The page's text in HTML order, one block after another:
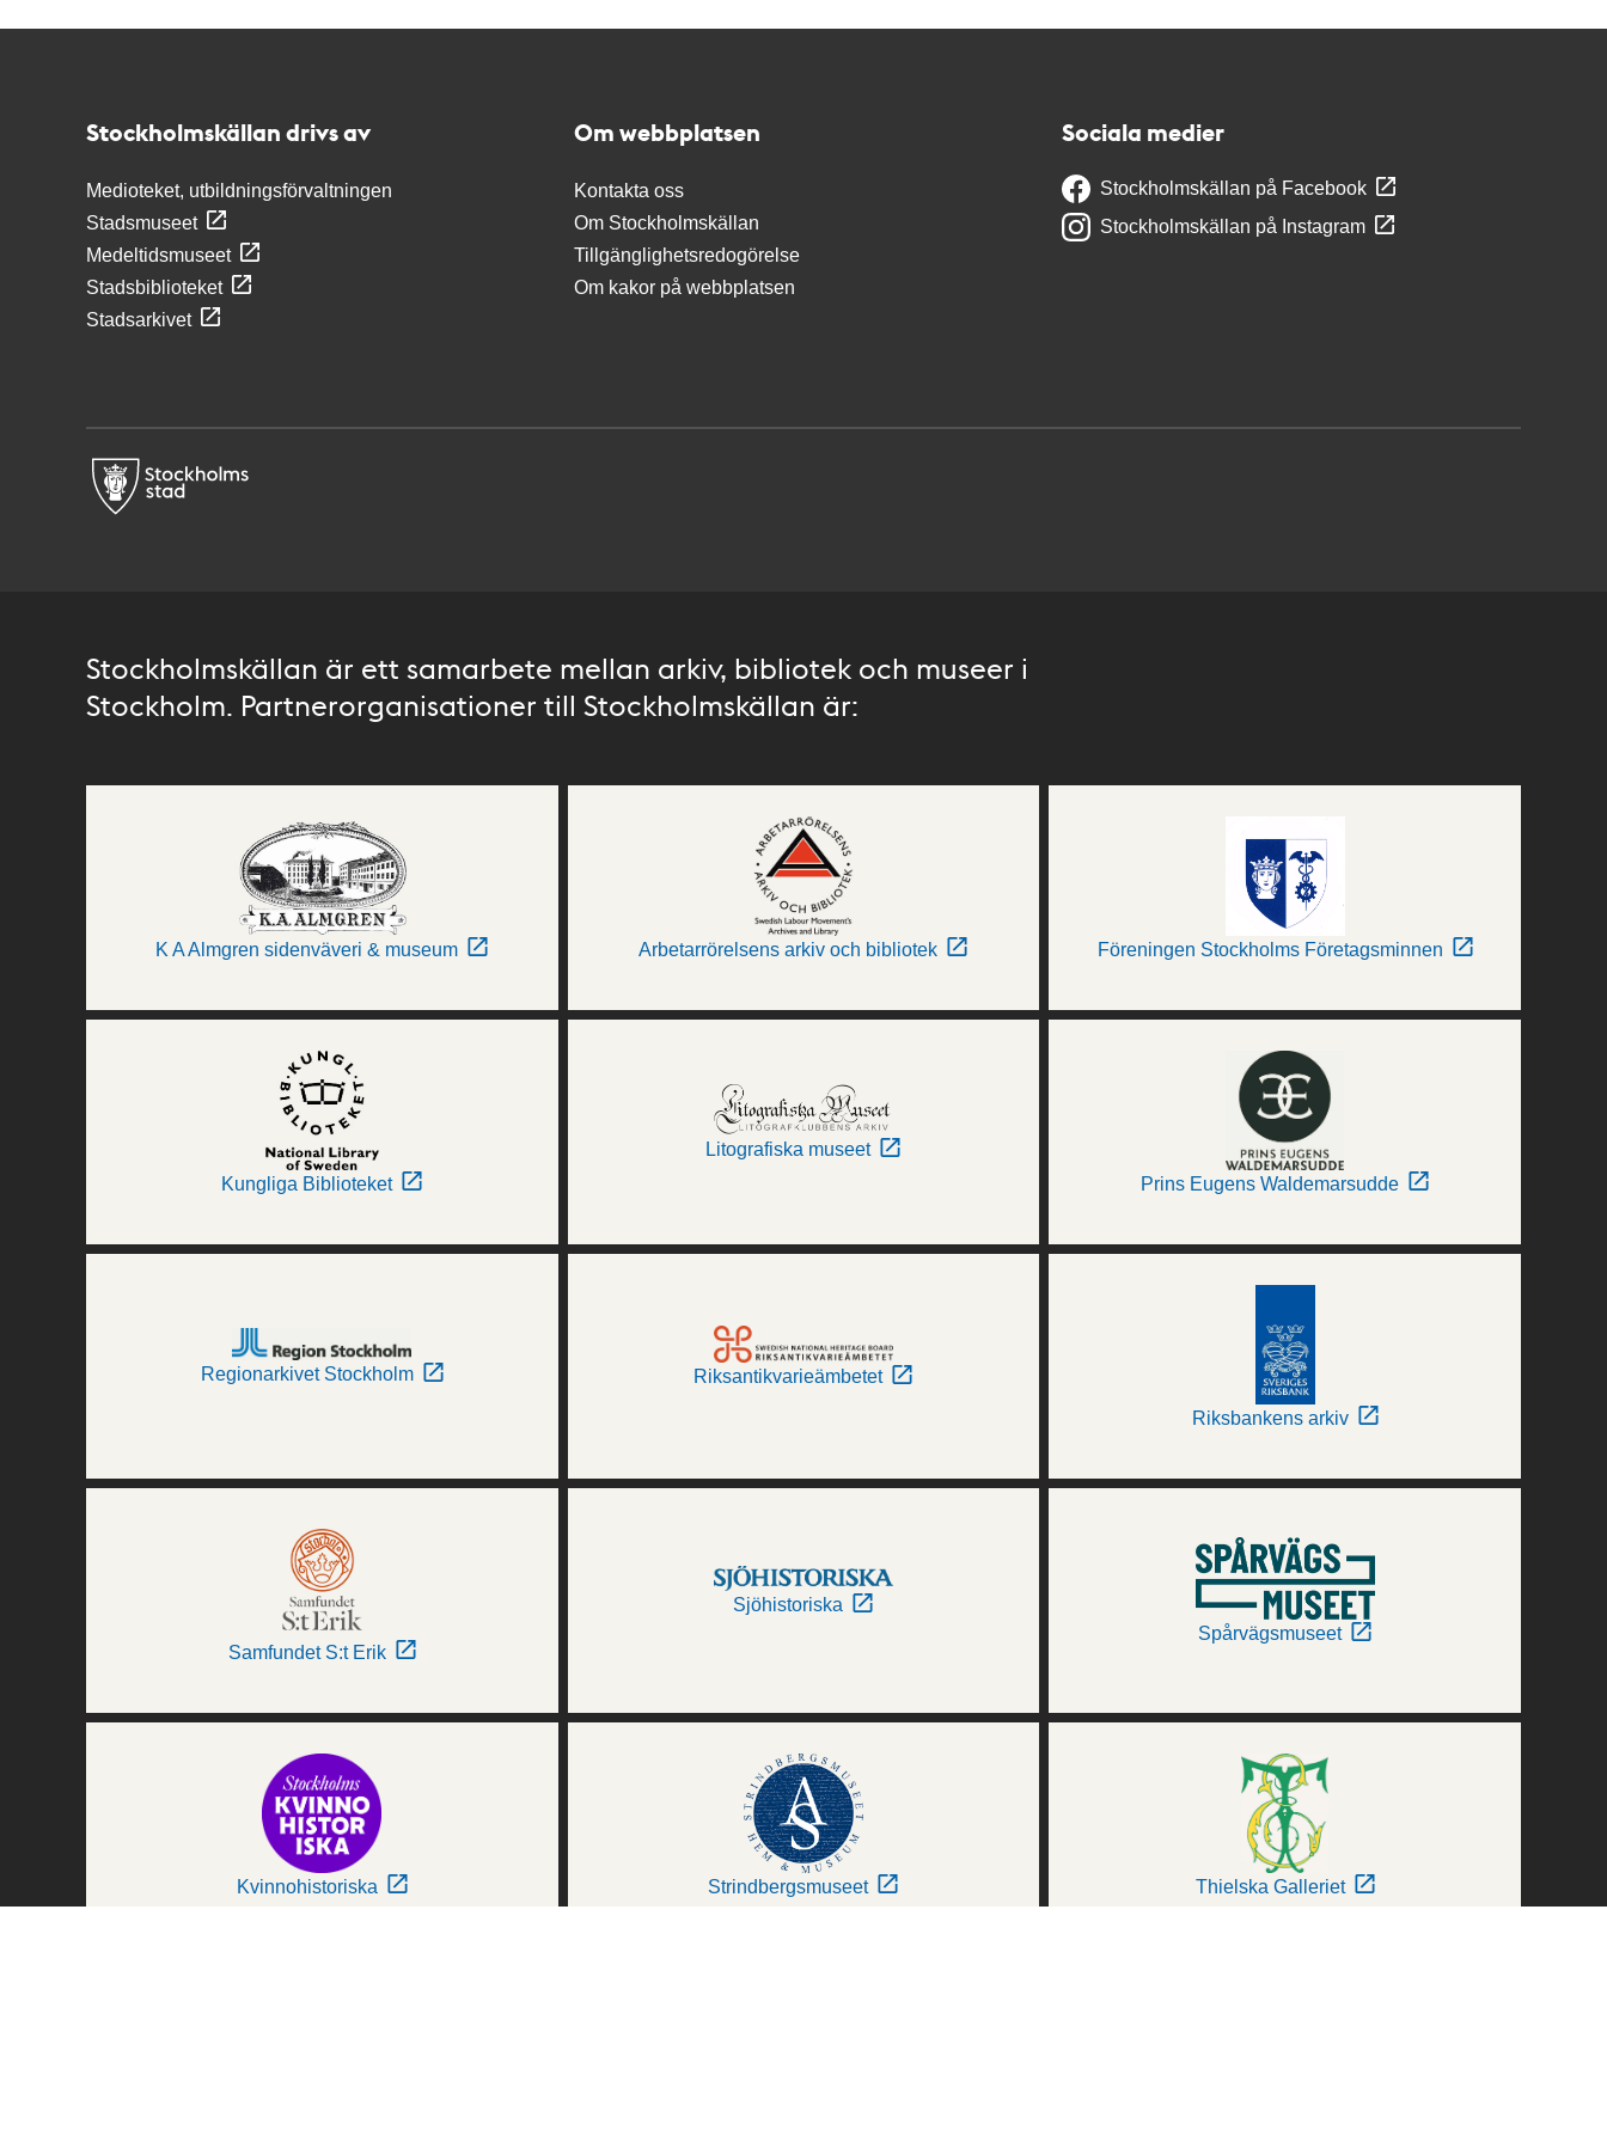
Stockholmskällan drivs av
Medioteket, utbildningsförvaltningen
Stadsmuseet
Medeltidsmuseet
Stadsbiblioteket
Stadsarkivet
Om webbplatsen
Kontakta oss
Om Stockholmskällan
Tillgänglighetsredogörelse
Om kakor på webbplatsen
Sociala medier
Stockholmskällan på Facebook
Stockholmskällan på Instagram
Stockholmskällan är ett samarbete mellan arkiv, bibliotek och museer i
Stockholm. Partnerorganisationer till Stockholmskällan är:
K A Almgren sidenväveri & museum Arbetarrörelsens arkiv och bibliotek Föreningen Stockholms Företagsminnen
Kungliga Biblioteket
Litografiska museet
Prins Eugens Waldemarsudde
Regionarkivet Stockholm Riksantikvarieämbetet
Riksbankens arkiv
Samfundet S:t Erik
Sjöhistoriska
Spårvägsmuseet
Kvinnohistoriska Strindbergsmuseet Thielska Galleriet